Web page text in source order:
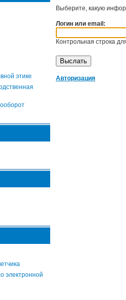
этике
электронной
Выберите, какую
Логин или email:
Контрольная строка
Авторизация